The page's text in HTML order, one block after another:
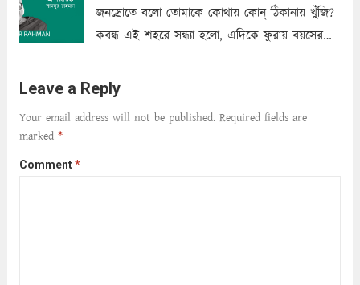
জনস্রোতে বলো তোমাকে কোথায় কোন্‌ ঠিকানায় খুঁজি?
কবন্ধ এই শহরে সন্ধ্যা হলো, এদিকে ফুরায় বয়সের
আমার শরীরে সখ্য গড়ে, তোমার গহন ঊর্মিল যৌবন
আনে আশ্বন...
Leave a Reply
Your email address will not be published. Required fields are
marked *
Comment*